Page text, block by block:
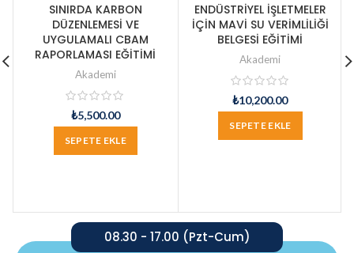
SINIRDA KARBON
DÜZENLEMESİ VE
UYGULAMALI CBAM
RAPORLAMASI EĞİTİMİ
Akademi
₺5,500.00
SEPETE EKLE
ENDÜSTRİYEL İŞLETMELER
İÇİN MAVİ SU VERİMLİLİĞİ
BELGESİ EĞİTİMİ
Akademi
₺10,200.00
SEPETE EKLE
08.30 - 17.00 (Pzt-Cum)